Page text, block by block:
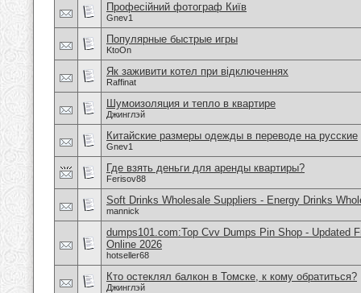
Професійний фотограф Київ
Gnev1
Популярные быстрые игры
KtoOn
Як заживити котел при відключеннях
Raffinat
Шумоизоляция и тепло в квартире
Джинглэй
Китайские размеры одежды в переводе на русские
Gnev1
Где взять деньги для аренды квартиры?
Ferisov88
Soft Drinks Wholesale Suppliers - Energy Drinks
mannick
dumps101.com:Top Cvv Dumps Pin Shop - Updated
Online 2026
hotseller68
Кто остеклял балкон в Томске, к кому обратиться?
Джинглэй